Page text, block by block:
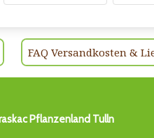
FAQ Versandkosten &
Pflanzenland Tulln